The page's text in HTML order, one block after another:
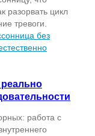
разорвать цикл
тревоги.
без
работа с